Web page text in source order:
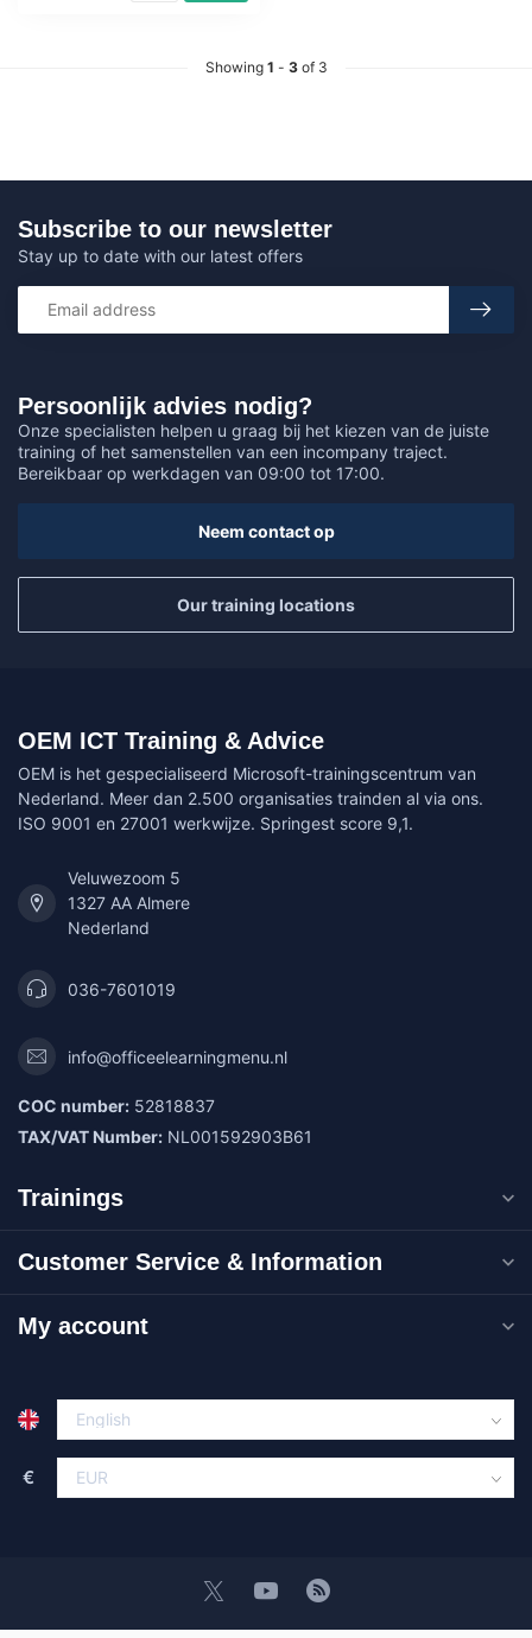
Showing 1 - 3of 3
Persoonlijk advies nodig?
Onze specialisten helpen u graag bij het kiezen van de juiste
training of het samenstellen van een incompany traject.
Bereikbaar op werkdagen van 09:00 tot 17:00.
Neem contact op
Our training locations
Subscribe to our newsletter
Stay up to date with our latest offers
OEM ICT Training & Advice
OEM is het gespecialiseerd Microsoft-trainingscentrum van
Nederland. Meer dan 2.500 organisaties trainden al via ons.
ISO 9001 en 27001 werkwijze. Springest score 9,1.
Veluwezoom 5
1327 AA Almere
Nederland
036-7601019
info@officeelearningmenu.nl
COC number: 52818837
TAX/VAT Number: NL001592903B61
Trainings
Customer Service & Information
My account
€